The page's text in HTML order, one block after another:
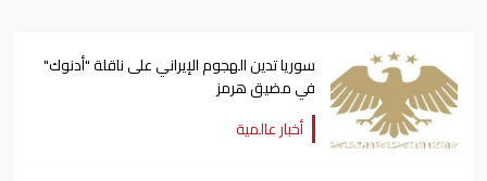
سوريا تدين الهجوم الإيراني على ناقلة "أدنوك"
في مضيق هرمز ‏
أخبار عالمية